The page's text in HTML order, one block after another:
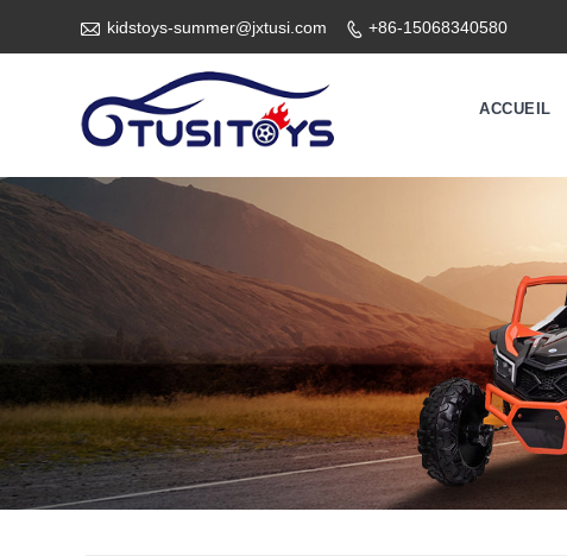
 kidstoys-summer@jxtusi.com  +86-15068340580
ACCUEIL